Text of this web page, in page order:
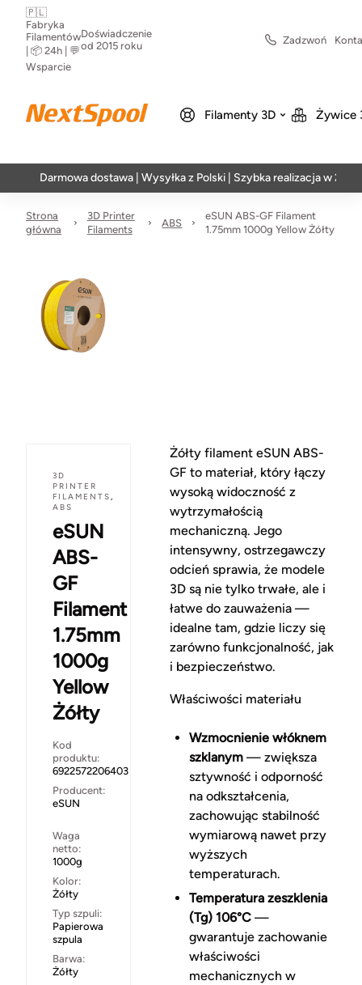
🇵🇱
Fabryka
Filamentów
| 📦 24h | 💬
Wsparcie
Doświadczenie
od 2015 roku
Zadzwoń
Filamenty 3D Żywice
Darmowa dostawa | Wysyłka z Polski | Szybka realizacja w 24h
Strona
główna
3D Printer
Filaments
ABS
eSUN ABS-GF Filament
1.75mm 1000g Yellow Żółty
3D
PRINTER
FILAMENTS,
ABS
eSUN
ABS-
GF
Filament
1.75mm
1000g
Yellow
Żółty
Kod
produktu:
6922572206403
Producent:
eSUN
Waga
netto:
1000g
Kolor:
Żółty
Typ szpuli:
Papierowa
szpula
Barwa:
Żółty
Żółty filament eSUN ABS-
GF to materiał, który łączy
wysoką widoczność z
wytrzymałością
mechaniczną. Jego
intensywny, ostrzegawczy
odcień sprawia, że modele
3D są nie tylko trwałe, ale i
łatwe do zauważenia —
idealne tam, gdzie liczy się
zarówno funkcjonalność, jak
i bezpieczeństwo.
Właściwości materiału
Wzmocnienie włóknem
szklanym— zwiększa
sztywność i odporność
na odkształcenia,
zachowując stabilność
wymiarową nawet przy
wyższych
temperaturach.
Temperatura zeszklenia
(Tg) 106°C—
gwarantuje zachowanie
właściwości
mechanicznych w